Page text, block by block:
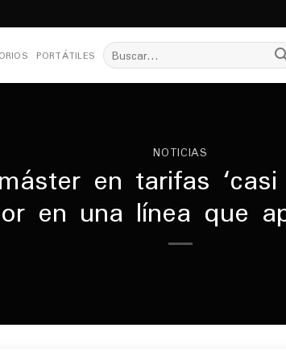
PORTÁTILES Buscar
por:
NOTICIAS
en tarifas
en una línea que